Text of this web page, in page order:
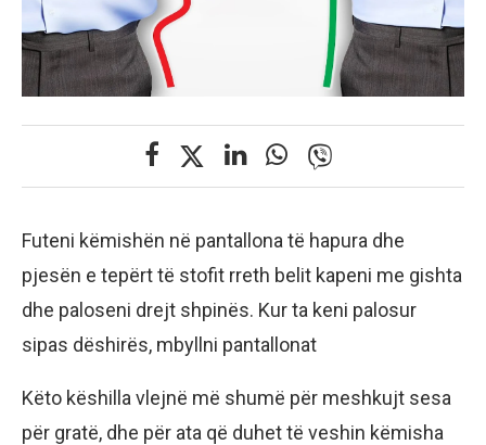
Futeni këmishën në pantallona të hapura dhe
pjesën e tepërt të stofit rreth belit kapeni me gishta
dhe paloseni drejt shpinës. Kur ta keni palosur
sipas dëshirës, mbyllni pantallonat
Këto këshilla vlejnë më shumë për meshkujt sesa
për gratë, dhe për ata që duhet të veshin këmisha